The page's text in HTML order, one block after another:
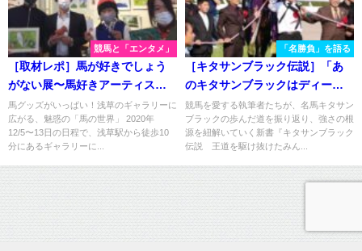
競馬と「エンタメ」
［取材レポ］馬が好きでしょう
がない展〜馬好きアーティスト
の展示販売会〜
馬グッズがいっぱい！浅草のギャラリーに
広がる、魅惑の「馬の世界」 2020年
12/5〜13日の日程で、浅草駅から徒歩10
分にあるギャラリーに...
「名勝負」を語る
［キタサンブラック伝説］「あ
のキタサンブラックはディープ
インパクトでも差せない」と言
わしめた、脅威のレコード勝
ち。 - 2017年・天皇賞春
競馬を愛する執筆者たちが、名馬キタサン
ブラックの歩んだ道を振り返り、強さの根
源を紐解いていく新書『キタサンブラック
伝説 王道を駆け抜けたみん...